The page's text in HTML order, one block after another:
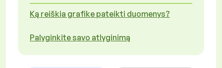
Ką reiškia grafike pateikti duomenys?
Palyginkite savo atlyginimą